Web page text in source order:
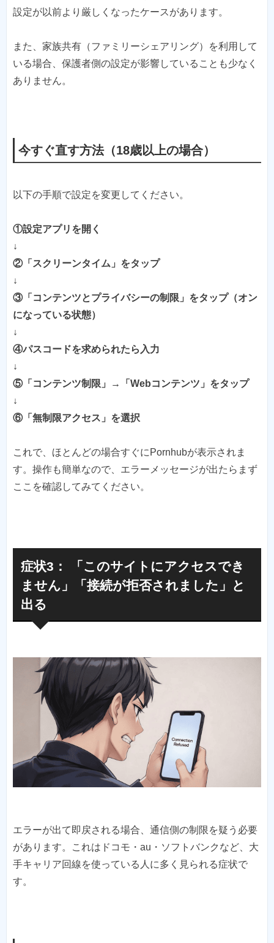
設定が以前より厳しくなったケースがあります。
また、家族共有（ファミリーシェアリング）を利用して
いる場合、保護者側の設定が影響していることも少なく
ありません。
今すぐ直す方法（18歳以上の場合）
以下の手順で設定を変更してください。
①設定アプリを開く
↓
②「スクリーンタイム」をタップ
↓
③「コンテンツとプライバシーの制限」をタップ（オン
になっている状態）
↓
④パスコードを求められたら入力
↓
⑤「コンテンツ制限」→「Webコンテンツ」をタップ
↓
⑥「無制限アクセス」を選択
これで、ほとんどの場合すぐにPornhubが表示されま
す。操作も簡単なので、エラーメッセージが出たらまず
ここを確認してみてください。
症状3： 「このサイトにアクセスでき
ません」「接続が拒否されました」と
出る
エラーが出て即戻される場合、通信側の制限を疑う必要
があります。これはドコモ・au・ソフトバンクなど、大
手キャリア回線を使っている人に多く見られる症状で
す。